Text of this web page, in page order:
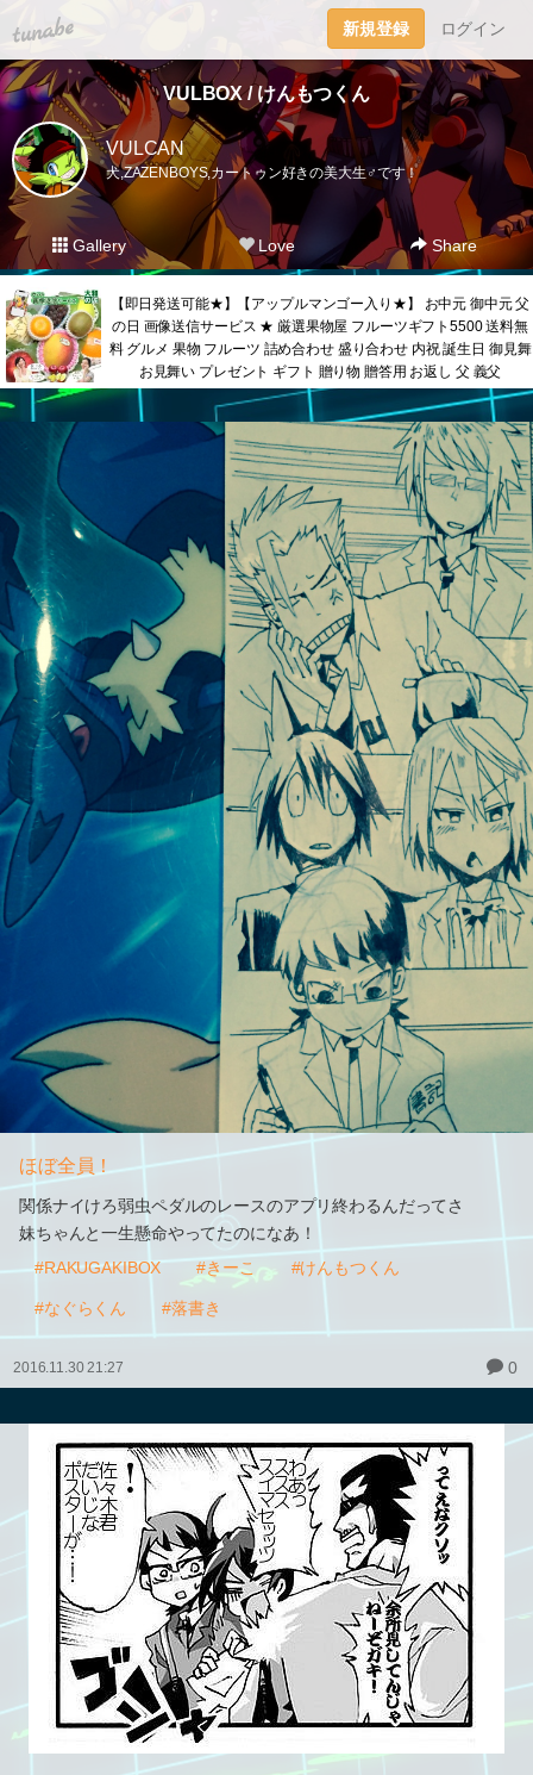
tuna.be 新規登録 ログイン
VULBOX / けんもつくん
VULCAN
犬,ZAZENBOYS,カートゥン好きの美大生♂です！
Gallery Love Share
【即日発送可能★】【アップルマンゴー入り★】 お中元 御中元 父
の日 画像送信サービス ★ 厳選果物屋 フルーツギフト5500 送料無
料 グルメ 果物 フルーツ 詰め合わせ 盛り合わせ 内祝 誕生日 御見舞
お見舞い プレゼント ギフト 贈り物 贈答用 お返し 父 義父
ほぼ全員！
関係ナイけろ弱虫ペダルのレースのアプリ終わるんだってさ
妹ちゃんと一生懸命やってたのになあ！
#RAKUGAKIBOX
#きーこ #けんもつくん
#なぐらくん #落書き
2016.11.30 21:27 0